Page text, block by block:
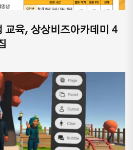
교육, 상상비즈아카데미 4